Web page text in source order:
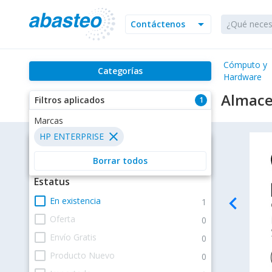
arrow_drop_down
Contáctenos
Categorías
Cómputo y
Hardware
1
Filtros aplicados
Filtros
Estatus
check_box_outline_blank En existencia 1
check_box_outline_blank Oferta 0
check_box_outline_blank Envío Gratis 0
check_box_outline_blank Producto Nuevo 0
navigate_before